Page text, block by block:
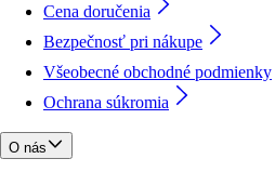
Cena doručenia
Bezpečnosť pri nákupe
Všeobecné obchodné podmienky
Ochrana súkromia
O nás